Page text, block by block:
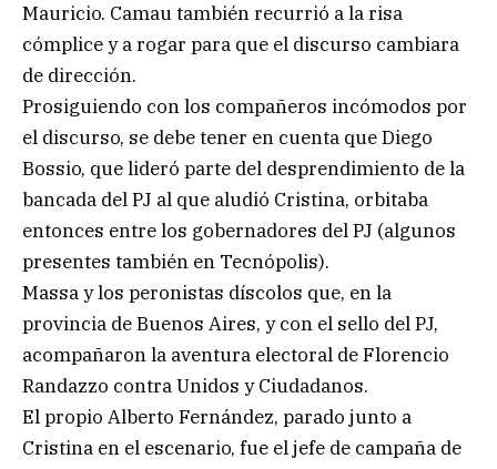
Mauricio. Camau también recurrió a la risa
cómplice y a rogar para que el discurso cambiara
de dirección.
Prosiguiendo con los compañeros incómodos por
el discurso, se debe tener en cuenta que Diego
Bossio, que lideró parte del desprendimiento de la
bancada del PJ al que aludió Cristina, orbitaba
entonces entre los gobernadores del PJ (algunos
presentes también en Tecnópolis).
Massa y los peronistas díscolos que, en la
provincia de Buenos Aires, y con el sello del PJ,
acompañaron la aventura electoral de Florencio
Randazzo contra Unidos y Ciudadanos.
El propio Alberto Fernández, parado junto a
Cristina en el escenario, fue el jefe de campaña de